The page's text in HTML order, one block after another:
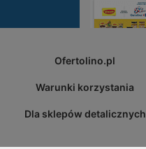
Ofertolino.pl
Warunki korzystania
Dla sklepów detalicznych